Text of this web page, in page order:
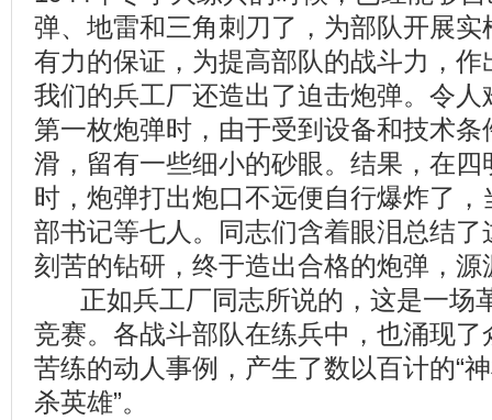
弹、地雷和三角刺刀了，为部队开展
有力的保证，为提高部队的战斗力，
我们的兵工厂还造出了迫击炮弹。令
第一枚炮弹时，由于受到设备和技术
滑，留有一些细小的砂眼。结果，在
时，炮弹打出炮口不远便自行爆炸了
部书记等七人。同志们含着眼泪总结
刻苦的钻研，终于造出合格的炮弹，
正如兵工厂同志所说的，这是一场
竞赛。各战斗部队在练兵中，也涌现
苦练的动人事例，产生了数以百计的“神
杀英雄”。